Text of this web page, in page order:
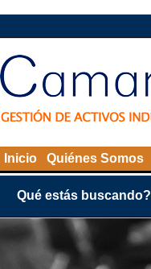
Inicio Quiénes Somos
Qué estás buscando?